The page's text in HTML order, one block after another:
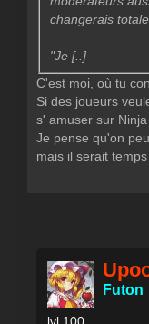
changerais
"Je [..]
C'est moi, où tu
Si des joueurs
s' amuser sur Ninja
Je pense qu'on
mais il serait
Futon